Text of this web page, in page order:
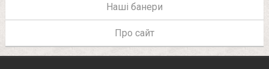
Наші банери
Про сайт